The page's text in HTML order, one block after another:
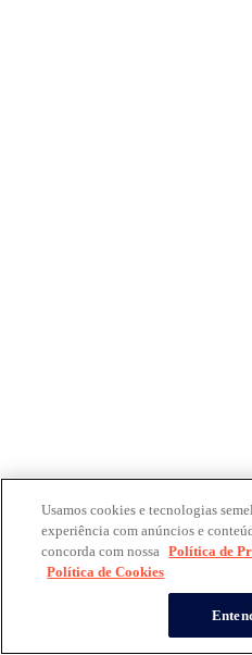
Usamos cookies e tecnologias
experiência com anúncios e
concorda com nossa Política de
Política de Cookies